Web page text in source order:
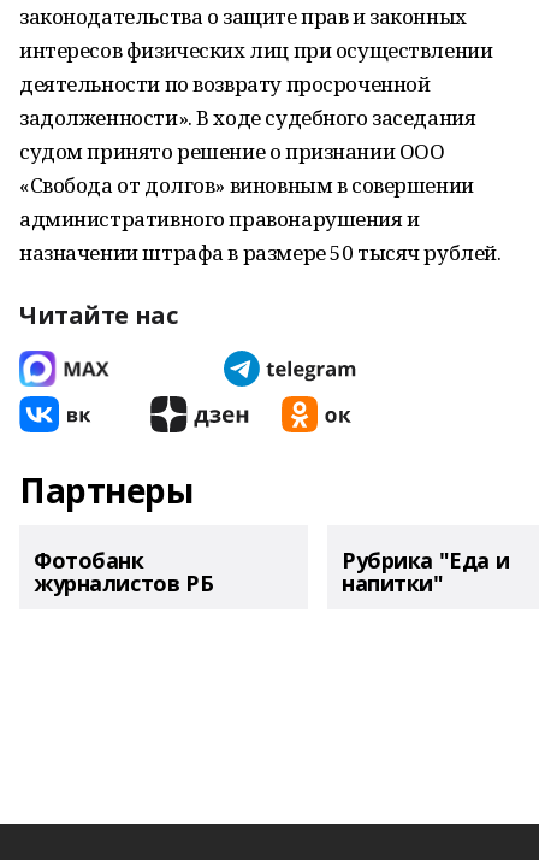
законодательства о защите прав и законных
интересов физических лиц при осуществлении
деятельности по возврату просроченной
задолженности». В ходе судебного заседания
судом принято решение о признании ООО
«Свобода от долгов» виновным в совершении
административного правонарушения и
назначении штрафа в размере 50 тысяч рублей.
Читайте нас
Партнеры
Фотобанк
журналистов РБ
Рубрика "Еда и
напитки"